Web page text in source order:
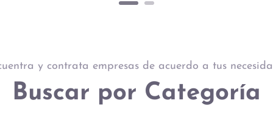
y contrata empresas de acuerdo a tus
Buscar por Categoría